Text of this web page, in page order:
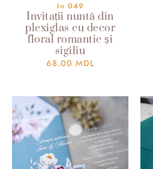
In 049
Invitații nuntă din
plexiglas cu decor
floral romantic și
sigiliu
68.00 MDL